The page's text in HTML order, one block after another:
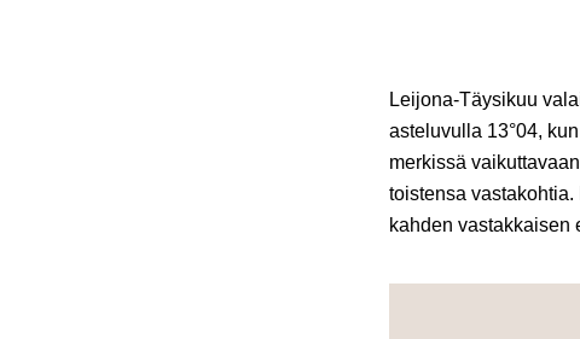
Leijona-Täysikuu
asteluvulla 13°04,
merkissä
toistensa
kahden vastakkaisen